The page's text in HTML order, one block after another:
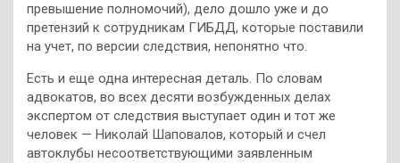
превышение полномочий), дело дошло уже и до
претензий к сотрудникам ГИБДД, которые поставили
на учет, по версии следствия, непонятно что.
Есть и еще одна интересная деталь. По словам
адвокатов, во всех десяти возбужденных делах
экспертом от следствия выступает один и тот же
человек — Николай Шаповалов, который и счел
автоклубы несоответствующими заявленным